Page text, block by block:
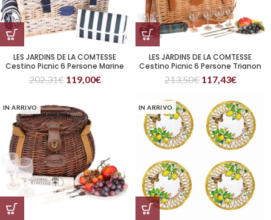
LES JARDINS DE LA COMTESSE
Cestino Picnic 6 Persone Marine
202,31€ 119,00€
LES JARDINS DE LA COMTESSE
Cestino Picnic 6 Persone Trianon
213,50€ 117,43€
IN ARRIVO IN ARRIVO